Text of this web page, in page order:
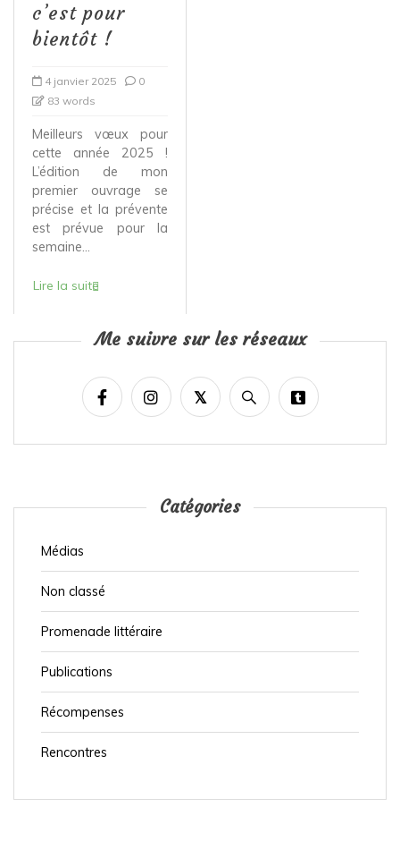
c’est pour
bientôt !
4 janvier 2025
0
83 words
Meilleurs vœux pour
cette année 2025 !
L’édition de mon
premier ouvrage se
précise et la prévente
est prévue pour la
semaine...
Lire la suite
Me suivre sur les réseaux
Catégories
Médias
Non classé
Promenade littéraire
Publications
Récompenses
Rencontres